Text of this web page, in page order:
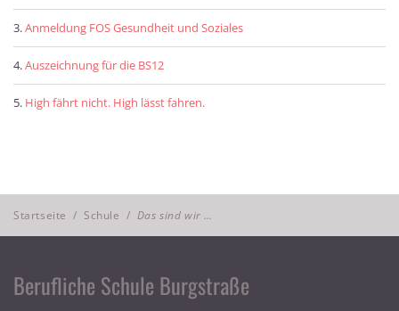
Anmeldung FOS Gesundheit und Soziales
Auszeichnung für die BS12
High fährt nicht. High lässt fahren.
Startseite / Schule / Das sind wir …
Berufliche Schule Burgstraße